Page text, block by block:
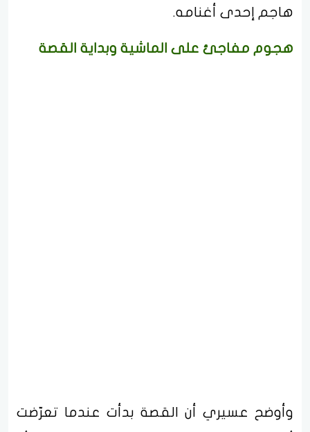
هاجم إحدى أغنامه.
هجوم مفاجئ على الماشية وبداية القصة
وأوضح عسيري أن القصة بدأت عندما تعرّضت